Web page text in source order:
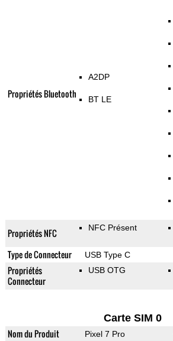
Propriétés Bluetooth
A2DP
BT LE
Propriétés NFC NFC Présent
Type de Connecteur USB Type C
Propriétés
Connecteur
USB OTG
Carte SIM 0
Nom du Produit Pixel 7 Pro